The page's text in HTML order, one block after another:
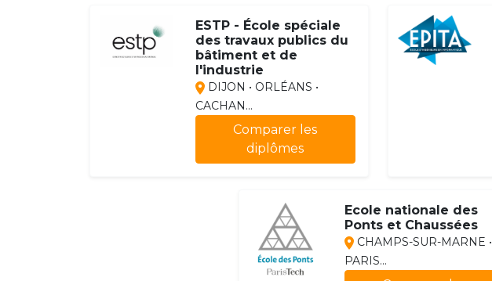
ESTP - École spéciale
des travaux publics du
bâtiment et de
l'industrie
DIJON • ORLÉANS •
CACHAN...
Comparer les
diplômes
Ecole nationale des
Ponts et Chaussées
CHAMPS-SUR-MARNE •
PARIS...